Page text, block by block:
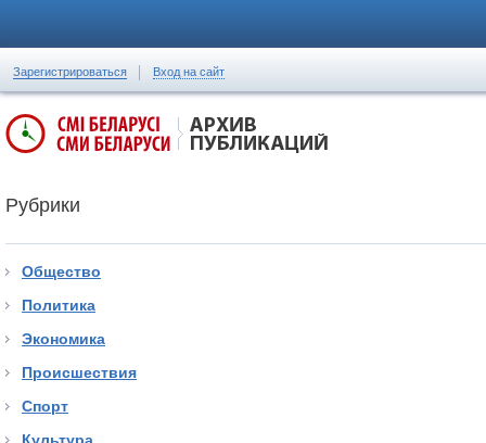
Зарегистрироваться Вход на сайт
Рубрики
Общество
Политика
Экономика
Происшествия
Спорт